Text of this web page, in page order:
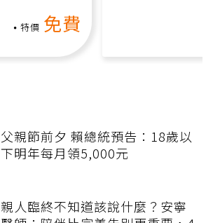
特價 免費
父親節前夕 賴總統預告：18歲以
下明年每月領5,000元
親人臨終不知道該說什麼？安寧